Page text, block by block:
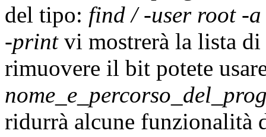
del tipo: find / -user root -
-printvi mostrerà la lista
rimuovere il bit potete
ridurrà alcune funzionalità